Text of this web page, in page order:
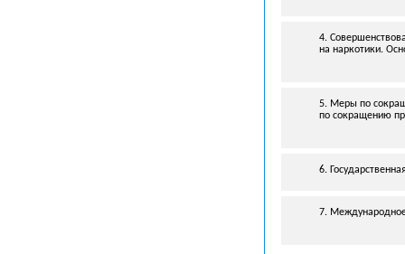
4.
на наркотики.
5. Меры по
по сокращению
6.
7. Международное